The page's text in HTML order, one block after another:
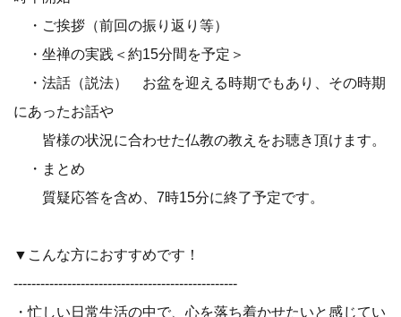
・ご挨拶（前回の振り返り等）
・坐禅の実践＜約15分間を予定＞
・法話（説法） お盆を迎える時期でもあり、その時期
にあったお話や
皆様の状況に合わせた仏教の教えをお聴き頂けます。
・まとめ
質疑応答を含め、7時15分に終了予定です。
▼こんな方におすすめです！
--------------------------------------------------
・忙しい日常生活の中で、心を落ち着かせたいと感じてい